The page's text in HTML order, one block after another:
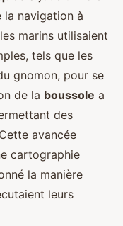
la navigation à
marins utilisaient
tels que les
gnomon, pour se
de la boussole a
des
avancée
cartographie
la manière
leurs